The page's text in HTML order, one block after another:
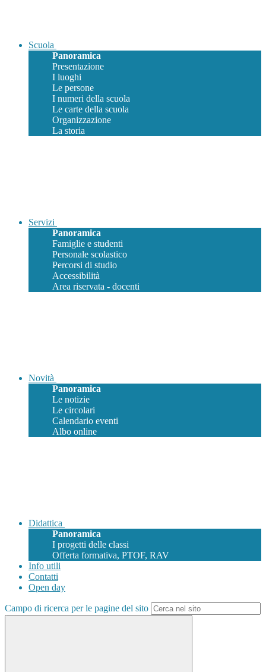
Scuola
Panoramica
Presentazione
I luoghi
Le persone
I numeri della scuola
Le carte della scuola
Organizzazione
La storia
Servizi
Panoramica
Famiglie e studenti
Personale scolastico
Percorsi di studio
Accessibilità
Area riservata - docenti
Novità
Panoramica
Le notizie
Le circolari
Calendario eventi
Albo online
Didattica
Panoramica
I progetti delle classi
Offerta formativa, PTOF, RAV
Info utili
Contatti
Open day
Campo di ricerca per le pagine del sito